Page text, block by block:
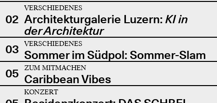
02
VERSCHIEDENES
Architekturgalerie Luzern: KI in
der Architektur
03
VERSCHIEDENES
Sommer im Südpol: Sommer-Slam
05
ZUM MITMACHEN
Caribbean Vibes
KONZERT